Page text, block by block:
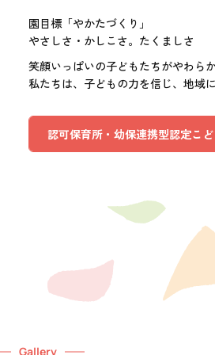
園目標「やかたづくり」
やさしさ・かしこさ。たくましさ
笑顔いっぱいの子どもたちがやわら
私たちは、子どもの力を信じ、地域
認可保育所・幼保連携型認定こ
Gallery